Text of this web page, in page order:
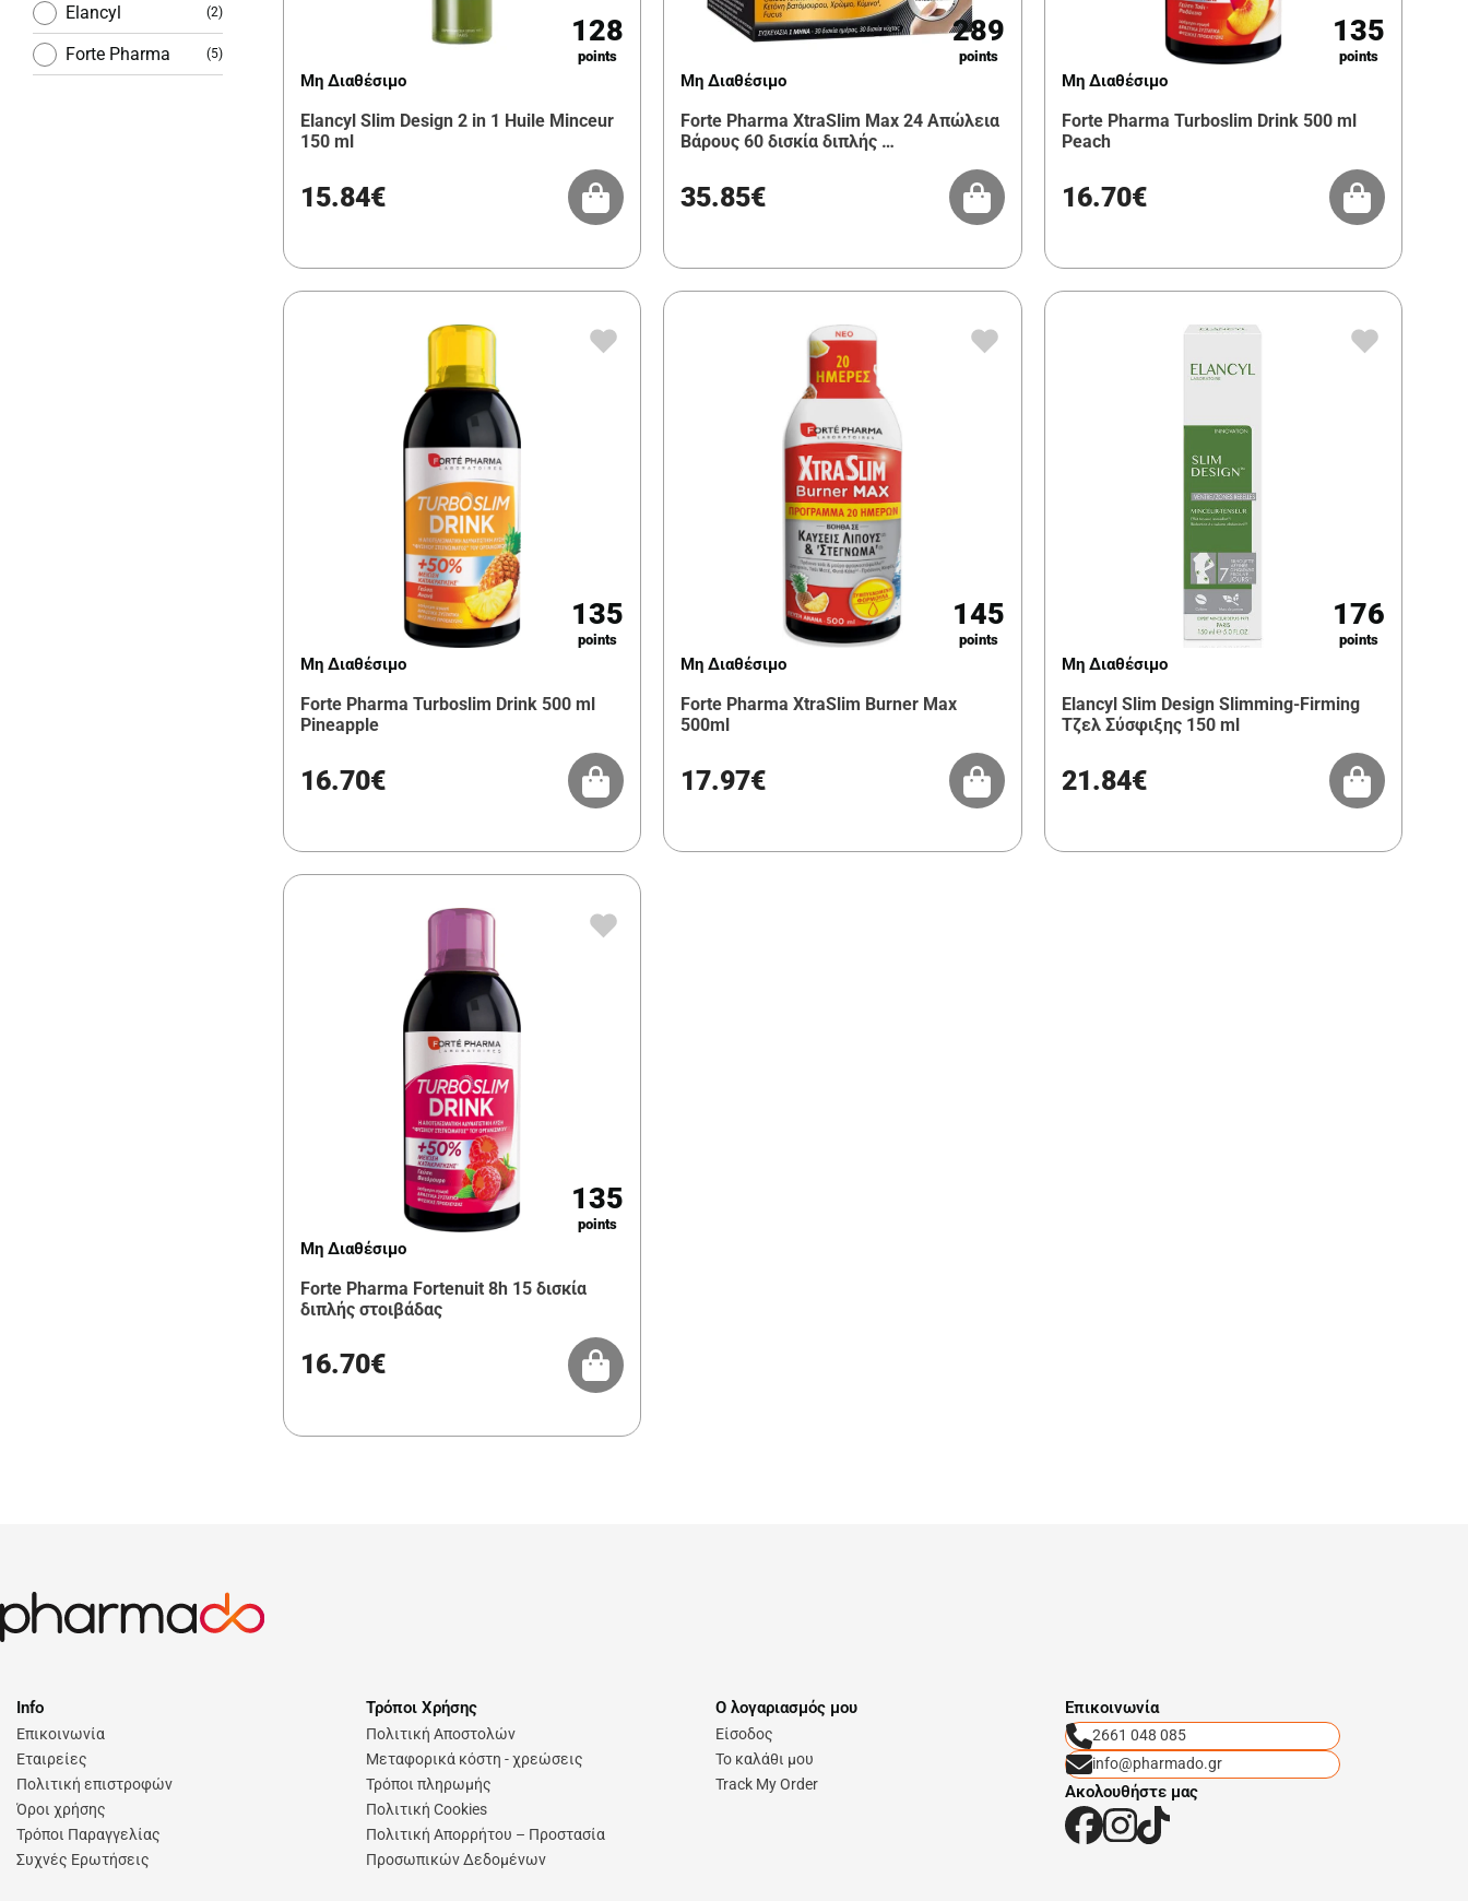
Elancyl (2)
Forte Pharma (5)
128
points
Μη Διαθέσιμο
Elancyl Slim Design 2 in 1 Huile Minceur
150 ml
15.84€
289
points
Μη Διαθέσιμο
Forte Pharma XtraSlim Max 24 Απώλεια
Βάρους 60 δισκία διπλής …
35.85€
135
points
Μη Διαθέσιμο
Forte Pharma Turboslim Drink 500 ml
Peach
16.70€
135
points
Μη Διαθέσιμο
Forte Pharma Turboslim Drink 500 ml
Pineapple
16.70€
145
points
Μη Διαθέσιμο
Forte Pharma XtraSlim Burner Max
500ml
17.97€
176
points
Μη Διαθέσιμο
Elancyl Slim Design Slimming-Firming
Τζελ Σύσφιξης 150 ml
21.84€
135
points
Μη Διαθέσιμο
Forte Pharma Fortenuit 8h 15 δισκία
διπλής στοιβάδας
16.70€
Info
Επικοινωνία
Εταιρείες
Πολιτική επιστροφών
Όροι χρήσης
Τρόποι Παραγγελίας
Συχνές Ερωτήσεις
Τρόποι Χρήσης
Πολιτική Αποστολών
Μεταφορικά κόστη - χρεώσεις
Τρόποι πληρωμής
Πολιτική Cookies
Πολιτική Απορρήτου – Προστασία
Προσωπικών Δεδομένων
Ο λογαριασμός μου
Είσοδος
Το καλάθι μου
Track My Order
Eπικοινωνία
2661 048 085
info@pharmado.gr
Ακολουθήστε μας